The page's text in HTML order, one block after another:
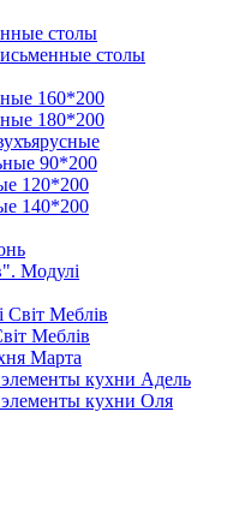
столы
столы
160*200
180*200
90*200
120*200
140*200
Модулі
Світ Меблів
Меблів
Марта
кухни Адель
кухни Оля